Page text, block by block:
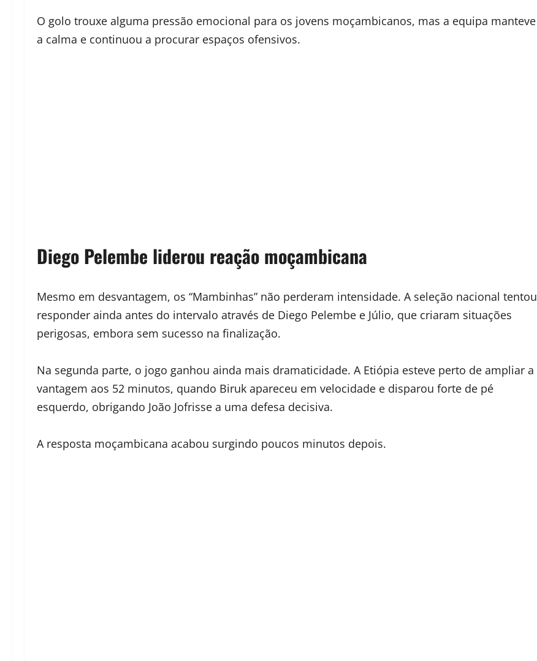
O golo trouxe alguma pressão emocional para os jovens moçambicanos, mas a equipa manteve
a calma e continuou a procurar espaços ofensivos.
Diego Pelembe liderou reação moçambicana
Mesmo em desvantagem, os “Mambinhas” não perderam intensidade. A seleção nacional tentou
responder ainda antes do intervalo através de Diego Pelembe e Júlio, que criaram situações
perigosas, embora sem sucesso na finalização.
Na segunda parte, o jogo ganhou ainda mais dramaticidade. A Etiópia esteve perto de ampliar a
vantagem aos 52 minutos, quando Biruk apareceu em velocidade e disparou forte de pé
esquerdo, obrigando João Jofrisse a uma defesa decisiva.
A resposta moçambicana acabou surgindo poucos minutos depois.